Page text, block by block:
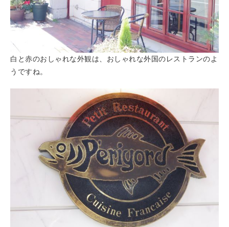
白と赤のおしゃれな外観は、おしゃれな外国のレストランのよ
うですね。